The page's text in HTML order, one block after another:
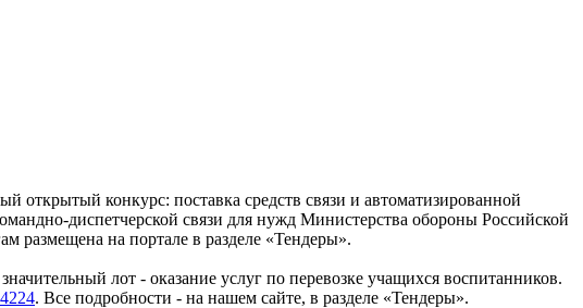
открытый конкурс: поставка средств связи и автоматизированной
диспетчерской связи для нужд Министерства обороны Российской
размещена на портале в разделе «Тендеры».
лот - оказание услуг по перевозке учащихся воспитанников.
. Все подробности - на нашем сайте, в разделе «Тендеры».